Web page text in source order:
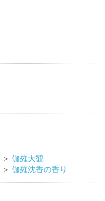
＞ 伽羅大観
＞ 伽羅沈香の香り